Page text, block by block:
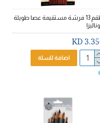
طقم 13 فرشة مستقيمة عصا طويلة
3.350
اضافة للسلة